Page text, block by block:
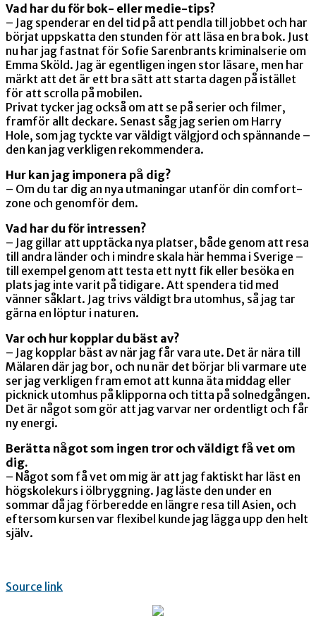
Vad har du för bok- eller medie-tips?
– Jag spenderar en del tid på att pendla till jobbet och har
börjat uppskatta den stunden för att läsa en bra bok. Just
nu har jag fastnat för Sofie Sarenbrants kriminalserie om
Emma Sköld. Jag är egentligen ingen stor läsare, men har
märkt att det är ett bra sätt att starta dagen på istället
för att scrolla på mobilen.
Privat tycker jag också om att se på serier och filmer,
framför allt deckare. Senast såg jag serien om Harry
Hole, som jag tyckte var väldigt välgjord och spännande –
den kan jag verkligen rekommendera.
Hur kan jag imponera på dig?
– Om du tar dig an nya utmaningar utanför din comfort-
zone och genomför dem.
Vad har du för intressen?
– Jag gillar att upptäcka nya platser, både genom att resa
till andra länder och i mindre skala här hemma i Sverige –
till exempel genom att testa ett nytt fik eller besöka en
plats jag inte varit på tidigare. Att spendera tid med
vänner såklart. Jag trivs väldigt bra utomhus, så jag tar
gärna en löptur i naturen.
Var och hur kopplar du bäst av?
– Jag kopplar bäst av när jag får vara ute. Det är nära till
Mälaren där jag bor, och nu när det börjar bli varmare ute
ser jag verkligen fram emot att kunna äta middag eller
picknick utomhus på klipporna och titta på solnedgången.
Det är något som gör att jag varvar ner ordentligt och får
ny energi.
Berätta något som ingen tror och väldigt få vet om
dig.
– Något som få vet om mig är att jag faktiskt har läst en
högskolekurs i ölbryggning. Jag läste den under en
sommar då jag förberedde en längre resa till Asien, och
eftersom kursen var flexibel kunde jag lägga upp den helt
själv.
Source link